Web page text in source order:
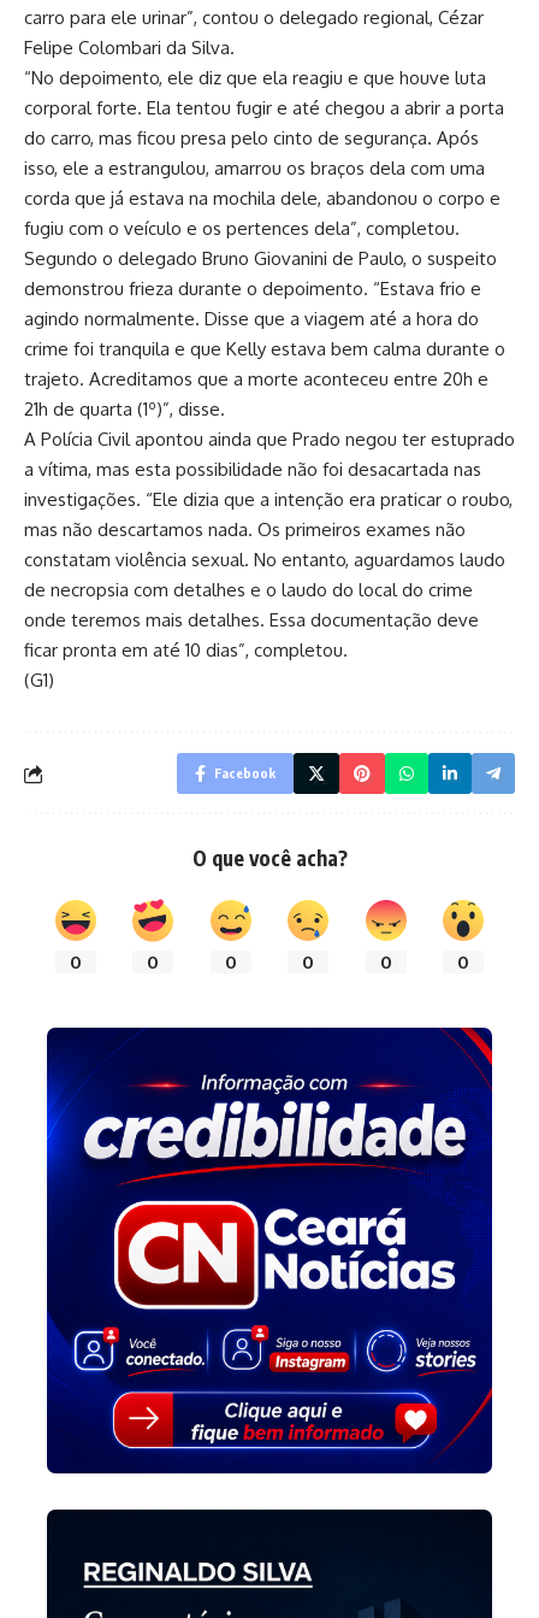
carro para ele urinar”, contou o delegado regional, Cézar
Felipe Colombari da Silva.
“No depoimento, ele diz que ela reagiu e que houve luta
corporal forte. Ela tentou fugir e até chegou a abrir a porta
do carro, mas ficou presa pelo cinto de segurança. Após
isso, ele a estrangulou, amarrou os braços dela com uma
corda que já estava na mochila dele, abandonou o corpo e
fugiu com o veículo e os pertences dela”, completou.
Segundo o delegado Bruno Giovanini de Paulo, o suspeito
demonstrou frieza durante o depoimento. “Estava frio e
agindo normalmente. Disse que a viagem até a hora do
crime foi tranquila e que Kelly estava bem calma durante o
trajeto. Acreditamos que a morte aconteceu entre 20h e
21h de quarta (1º)”, disse.
A Polícia Civil apontou ainda que Prado negou ter estuprado
a vítima, mas esta possibilidade não foi desacartada nas
investigações. “Ele dizia que a intenção era praticar o roubo,
mas não descartamos nada. Os primeiros exames não
constatam violência sexual. No entanto, aguardamos laudo
de necropsia com detalhes e o laudo do local do crime
onde teremos mais detalhes. Essa documentação deve
ficar pronta em até 10 dias”, completou.
(G1)
Facebook
O que você acha?
0 0 0 0 0 0